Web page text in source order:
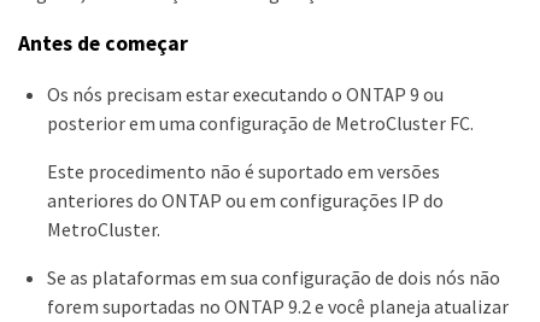
Antes de começar
Os nós precisam estar executando o ONTAP 9 ou
posterior em uma configuração de MetroCluster FC.
Este procedimento não é suportado em versões
anteriores do ONTAP ou em configurações IP do
MetroCluster.
Se as plataformas em sua configuração de dois nós não
forem suportadas no ONTAP 9.2 e você planeja atualizar